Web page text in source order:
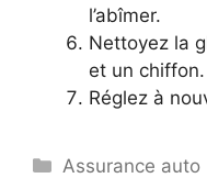
l’abîmer.
Nettoyez la
et un chiffon.
Réglez à
Catégories
Assurance auto